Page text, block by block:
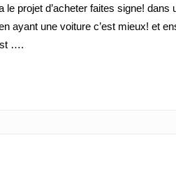
le projet d’acheter faites signe!
ayant une voiture c’est mieux! et
….